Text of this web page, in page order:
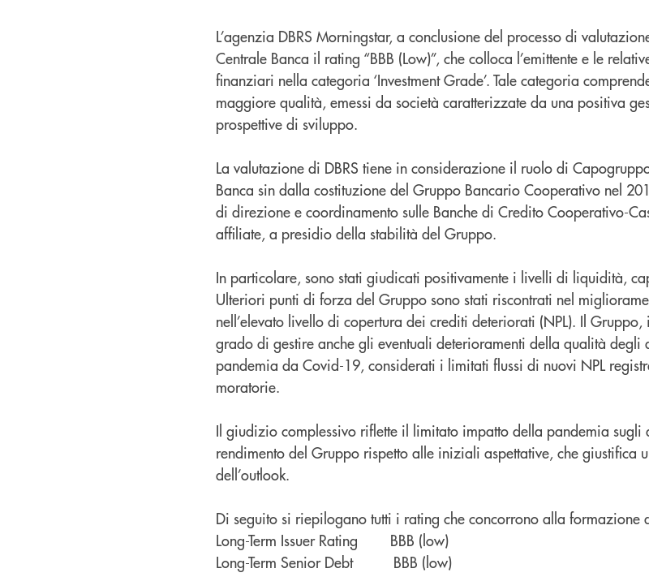
L’agenzia DBRS Morningstar, a conclusione del processo di
Centrale Banca il rating “BBB (Low)”, che colloca l’emittente e le
finanziari nella categoria ‘Investment Grade’. Tale categoria
maggiore qualità, emessi da società caratterizzate da una positiva
prospettive di sviluppo.
La valutazione di DBRS tiene in considerazione il ruolo di
Banca sin dalla costituzione del Gruppo Bancario Cooperativo nel
di direzione e coordinamento sulle Banche di Credito Cooperativo-
affiliate, a presidio della stabilità del Gruppo.
In particolare, sono stati giudicati positivamente i livelli di liquidità,
Ulteriori punti di forza del Gruppo sono stati riscontrati nel
nell’elevato livello di copertura dei crediti deteriorati (NPL). Il
grado di gestire anche gli eventuali deterioramenti della qualità degli
pandemia da Covid-19, considerati i limitati flussi di nuovi NPL
moratorie.
Il giudizio complessivo riflette il limitato impatto della pandemia
rendimento del Gruppo rispetto alle iniziali aspettative, che giustifica
dell’outlook.
Di seguito si riepilogano tutti i rating che concorrono alla formazione
Long-Term Issuer Rating BBB (low)
Long-Term Senior Debt BBB (low)